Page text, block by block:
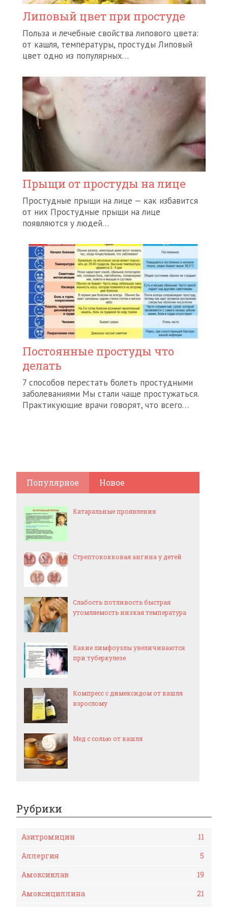
Липовый цвет при простуде
Польза и лечебные свойства липового цвета:
от кашля, температуры, простуды Липовый
цвет одно из популярных…
Прыщи от простуды на лице
Простудные прыщи на лице — как избавится
от них Простудные прыщи на лице
появляются у людей…
Постоянные простуды что
делать
7 способов перестать болеть простудными
заболеваниями Мы стали чаще простужаться.
Практикующие врачи говорят, что всего…
Популярное Новое
Катаральные проявления
Стрептококковая ангина у детей
Слабость потливость быстрая
утомляемость низкая температура
Какие лимфоузлы увеличиваются
при туберкулезе
Компресс с димексидом от кашля
взрослому
Мед с солью от кашля
Рубрики
Азитромицин
11
Аллергия
5
Амоксиклав
19
Амоксициллина
21